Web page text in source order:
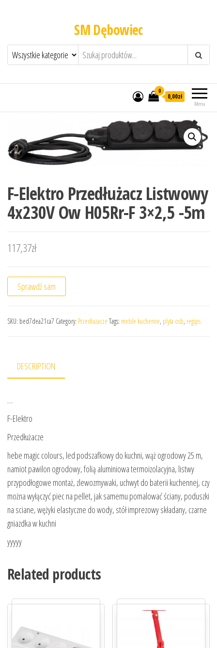
SM Dębowiec
Menu
0
0,00zł
F-Elektro Przedłużacz Listwowy
4x230V Ow H05Rr-F 3×2,5 -5m
117,37zł
Sprawdź sam
SKU: bed7dea21ca7 Category: Przedłużacze Tags: meble kuchenne, plyta osb, regips
DESCRIPTION
…
F-Elektro
Przedłużacze
hebe magic colours, led podszafkowy do kuchni, wąż ogrodowy 25 m,
namiot pawilon ogrodowy, folią aluminiowa termoizolacyjna, listwy
przypodłogowe montaż, zlewozmywaki, uchwyt do baterii kuchennej, czy
można wyłączyć piec na pellet, jak samemu pomalować ściany, poduszki
na sciane, wężyki elastyczne do wody, stół imprezowy składany, czarne
gniazdka w kuchni
yyyyy
Related products